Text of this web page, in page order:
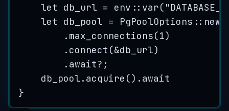
let
db_url = env :: var( "
let
db_pool = PgPoolOptions :: new
. max_connections(1)
. connect (&db_url)
. await? ;
db_pool . acquire () . await
}